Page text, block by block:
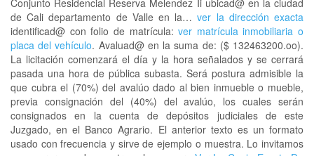
Conjunto Residencial Reserva Melendez Ii ubicad@ en la ciudad
de Cali departamento de Valle en la…ver la dirección exacta
identificad@ con folio de matrícula:ver matrícula inmobiliaria o
placa del vehículo. Avaluad@ en la suma de: ($ 132463200.oo).
La licitación comenzará el día y la hora señalados y se cerrará
pasada una hora de pública subasta. Será postura admisible la
que cubra el (70%) del avalúo dado al bien inmueble o mueble,
previa consignación del (40%) del avalúo, los cuales serán
consignados en la cuenta de depósitos judiciales de este
Juzgado, en el Banco Agrario. El anterior texto es un formato
usado con frecuencia y sirve de ejemplo o muestra. Lo invitamos